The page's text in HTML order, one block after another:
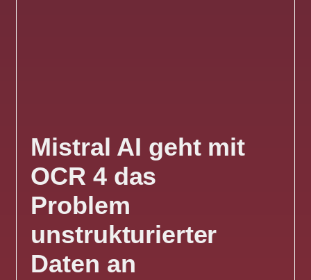
Mistral AI geht mit
OCR 4 das
Problem
unstrukturierter
Daten an